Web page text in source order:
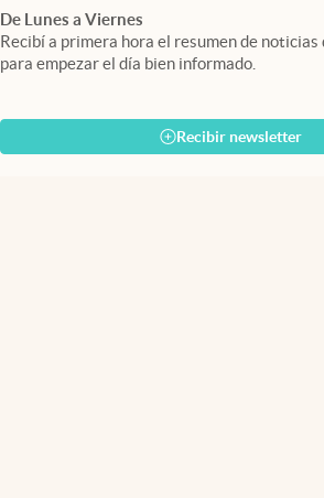
De Lunes a Viernes
Recibí a primera hora el resumen de noticias
para empezar el día bien informado.
Recibir newsletter